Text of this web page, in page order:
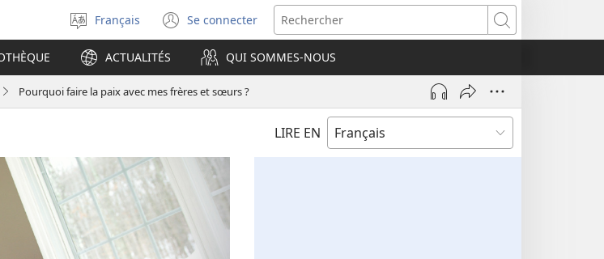
Sélectionner
la
langue
Français Se connecter
(ouvre
une
nouvelle
fenêtre)
Rechercher
ACTUALITÉS QUI SOMMES-NOUS
Pourquoi faire la paix avec mes frères et sœurs ?
LIRE EN